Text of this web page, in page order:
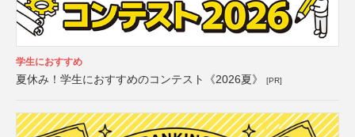
学生におすすめ
夏休み！学生におすすめのコンテスト《2026夏》 [PR]